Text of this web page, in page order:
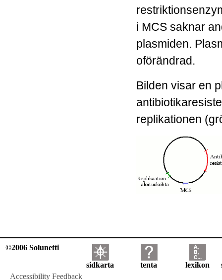
i MCS saknar
plasmiden.
oförändrad.
Bilden visar en
replikationen
©2006 Solunetti
sidkarta tenta lexikon
Accessibility Feedback